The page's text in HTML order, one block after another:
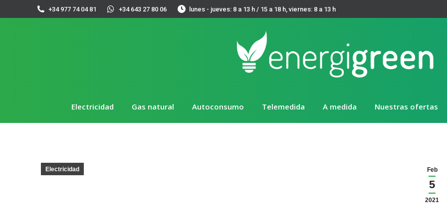
+34 977 74 04 81 +34 643 27 80 06 lunes - jueves: 8 a 13 h / 15 a 18 h, viernes: 8 a 13 h
Electricidad Gas natural Autoconsumo Telemedida A medida Nuestras ofertas
Feb
5
2021
Electricidad